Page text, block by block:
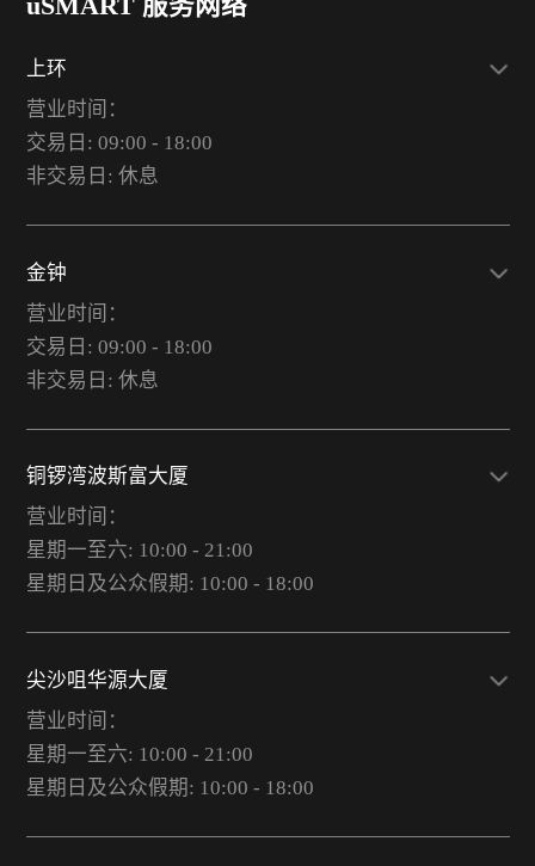
uSMART 服务网络
上环
营业时间：
交易日: 09:00 - 18:00
非交易日: 休息
金钟
营业时间：
交易日: 09:00 - 18:00
非交易日: 休息
铜锣湾波斯富大厦
营业时间：
星期一至六: 10:00 - 21:00
星期日及公众假期: 10:00 - 18:00
尖沙咀华源大厦
营业时间：
星期一至六: 10:00 - 21:00
星期日及公众假期: 10:00 - 18:00